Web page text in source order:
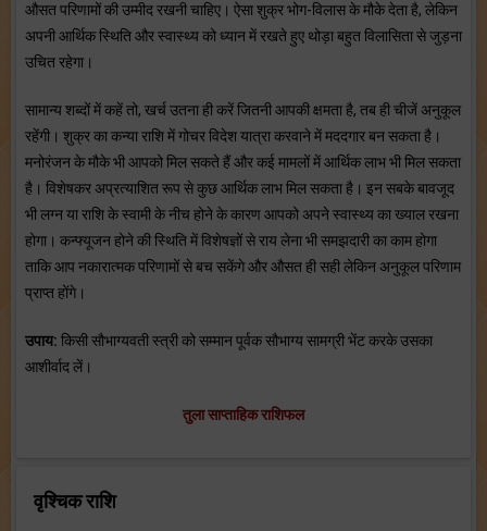
औसत परिणामों की उम्मीद रखनी चाहिए। ऐसा शुक्र भोग-विलास के मौके देता है, लेकिन
अपनी आर्थिक स्थिति और स्वास्थ्य को ध्यान में रखते हुए थोड़ा बहुत विलासिता से जुड़ना
उचित रहेगा।
सामान्य शब्दों में कहें तो, खर्च उतना ही करें जितनी आपकी क्षमता है, तब ही चीजें अनुकूल
रहेंगी। शुक्र का कन्या राशि में गोचर विदेश यात्रा करवाने में मददगार बन सकता है।
मनोरंजन के मौके भी आपको मिल सकते हैं और कई मामलों में आर्थिक लाभ भी मिल सकता
है। विशेषकर अप्रत्याशित रूप से कुछ आर्थिक लाभ मिल सकता है। इन सबके बावजूद
भी लग्न या राशि के स्वामी के नीच होने के कारण आपको अपने स्वास्थ्य का ख्याल रखना
होगा। कन्फ्यूजन होने की स्थिति में विशेषज्ञों से राय लेना भी समझदारी का काम होगा
ताकि आप नकारात्मक परिणामों से बच सकेंगे और औसत ही सही लेकिन अनुकूल परिणाम
प्राप्त होंगे।
उपाय: किसी सौभाग्यवती स्त्री को सम्मान पूर्वक सौभाग्य सामग्री भेंट करके उसका
आशीर्वाद लें।
तुला साप्ताहिक राशिफल
वृश्चिक राशि